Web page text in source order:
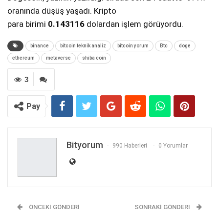
oranında düşüş yaşadı. Kripto
para birimi 0.143116 dolardan işlem görüyordu.
binance bitcoin teknik analiz bitcoin yorum Btc doge
ethereum metaverse shiba coin
3
Pay
Bityorum 990 Haberleri 0 Yorumlar
ÖNCEKI GÖNDERI SONRAKI GÖNDERI